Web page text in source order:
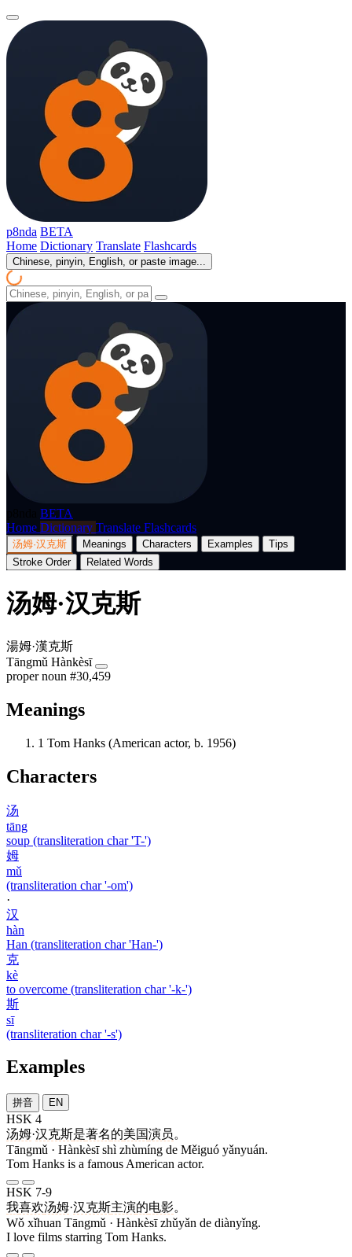
p8nda BETA
Home Dictionary Translate Flashcards
Chinese, pinyin, English, or paste image...
BETA
Home Dictionary Translate Flashcards
汤姆·汉克斯 Meanings Characters Examples
Tips
Stroke Order
Related Words
汤姆·汉克斯
湯姆·漢克斯
Tāngmǔ Hànkèsī
proper noun #30,459
Meanings
1 Tom Hanks (American actor, b. 1956)
Characters
汤
tāng
soup (transliteration char 'T-')
姆
mǔ
(transliteration char '-om')
·
汉
hàn
Han (transliteration char 'Han-')
克
kè
to overcome (transliteration char '-k-')
斯
sī
(transliteration char '-s')
Examples
拼音 EN
HSK 4
汤姆·汉克斯是著名的美国演员。
Tāngmǔ · Hànkèsī shì zhùmíng de Měiguó yǎnyuán.
Tom Hanks is a famous American actor.
HSK 7-9
我喜欢汤姆·汉克斯主演的电影。
Wǒ xǐhuan Tāngmǔ · Hànkèsī zhǔyǎn de diànyǐng.
I love films starring Tom Hanks.